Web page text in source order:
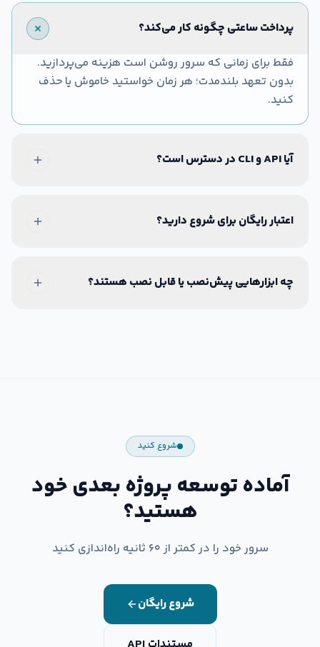
پرداخت ساعتی چگونه کار می‌کند؟
فقط برای زمانی که سرور روشن است هزینه می‌پردازید.
بدون تعهد بلندمدت؛ هر زمان خواستید خاموش یا حذف
کنید.
آیا API و CLI در دسترس است؟
اعتبار رایگان برای شروع دارید؟
چه ابزارهایی پیش‌نصب یا قابل نصب هستند؟
شروع کنید
آماده توسعه پروژه بعدی خود
هستید؟
سرور خود را در کمتر از ۶۰ ثانیه راه‌اندازی کنید
شروع رایگان